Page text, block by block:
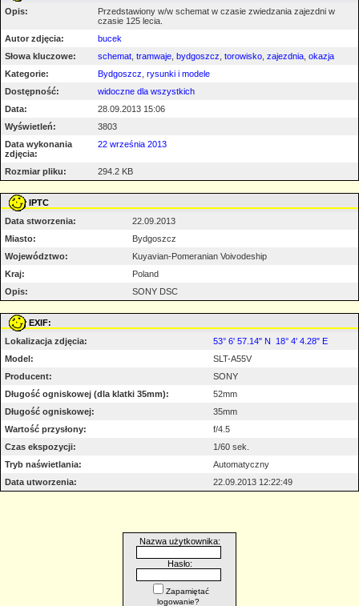
Opis:
Przedstawiony w/w schemat w czasie zwiedzania zajezdni w
czasie 125 lecia.
Autor zdjęcia:
bucek
Słowa kluczowe:
schemat tramwaje bydgoszcz torowisko zajezdnia okazja
Kategorie:
Bydgoszcz rysunki i modele
Dostępność:
widoczne dla wszystkich
Data:
28.09.2013 15:06
Wyświetleń:
3803
Data wykonania
zdjęcia:
22 września 2013
Rozmiar pliku: 294.2 KB
IPTC
Data stworzenia:
22.09.2013
Miasto:
Bydgoszcz
Województwo:
Kuyavian-Pomeranian Voivodeship
Kraj:
Poland
Opis:
SONY DSC
EXIF:
Lokalizacja zdjęcia:
53° 6' 57.14" N 18° 4' 4.28" E
Model:
SLT-A55V
Producent:
SONY
Długość ogniskowej (dla klatki 35mm):
52mm
Długość ogniskowej:
35mm
Wartość przysłony:
f/4.5
Czas ekspozycji:
1/60 sek.
Tryb naświetlania:
Automatyczny
Data utworzenia:
22.09.2013 12:22:49
Nazwa użytkownika:
Hasło:
Zapamiętać
logowanie?